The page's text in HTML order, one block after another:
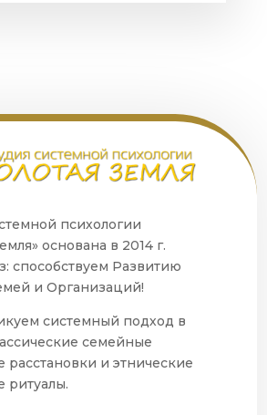
психологии
основана в 2014 г.
способствуем Развитию
и Организаций!
системный подход в
семейные
расстановки и этнические
ритуалы.